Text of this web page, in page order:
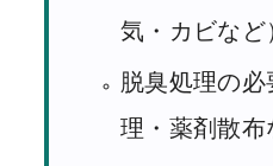
気・カビなど
脱臭処理の
理・薬剤散布